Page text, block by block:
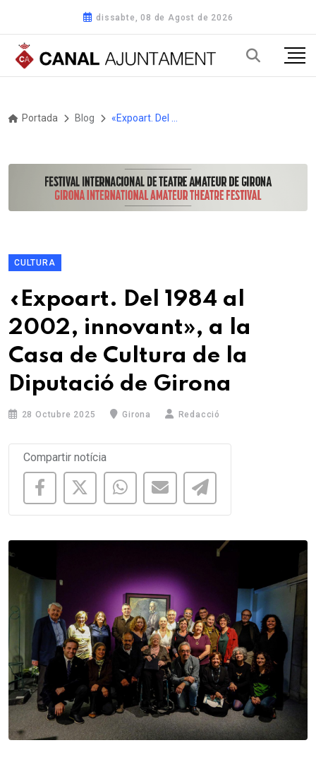
dissabte, 08 de Agost de 2026
Portada Blog
CULTURA
«Expoart. Del 1984 al
2002, innovant», a la
Casa de Cultura de la
Diputació de Girona
28 Octubre 2025 Girona Redacció
Compartir notícia